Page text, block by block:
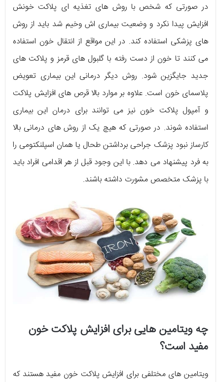
در صورتی که شخص با روش های تغذیه ای پلاکت خونش
افزایش پیدا نکرد و وضعیت بیماری اش وخیم شد باید از روش
های پزشکی استفاده کند. در این مواقع از انتقال خون استفاده
می کنند تا خون از دست رفته با گلبول های قرمز و پلاکت های
جدید جایگزین شود. روش دیگر درمانی این بیماری تعویض
پلاسمای خون است. علاوه بر موارد بالا قرص های افزایش پلاکت
و آمپول پلاکت خون نیز می توانند برای درمان این بیماری
استفاده شوند. در صورتی که هیچ یک از روش های درمانی بالا
کارساز نبود پزشک جراحی برداشتن طحال یا همان اسپلنکتومی را
به فرد پیشنهاد می دهد. با این وجود قبل از هر اقدامی افراد باید
با پزشک متخصص مشورت داشته باشند.
چه ویتامین هایی برای افزایش پلاکت خون
مفید است؟
ویتامین های مختلفی برای افزایش پلاکت خون مفید هستند که